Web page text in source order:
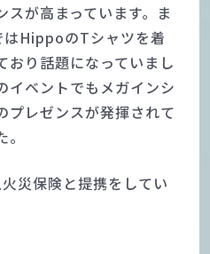
が高まっています。ま
HippoのTシャツを着
おり話題になっていまし
イベントでもメガインシ
プレゼンスが発揮されて
災保険と提携をしてい